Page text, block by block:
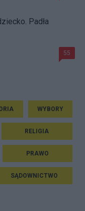
Padła
55
WYBORY
RELIGIA
PRAWO
SĄDOWNICTWO